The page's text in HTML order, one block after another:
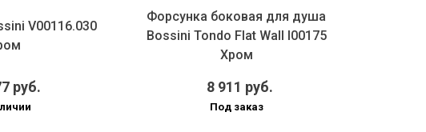
V00116.030
руб.
Форсунка боковая для душа
Bossini Tondo Flat Wall I00175
Хром
8 911 руб.
Под заказ